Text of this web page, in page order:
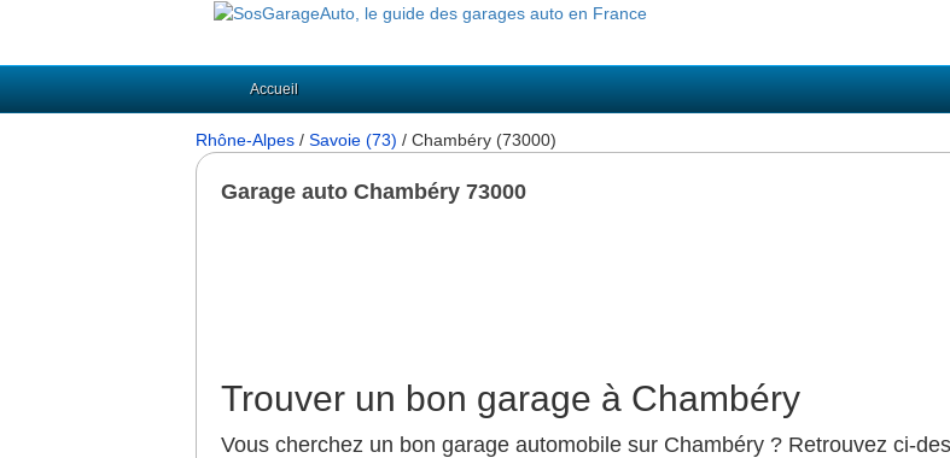
Accueil
Rhône-Alpes / Savoie (73) / Chambéry (73000)
Garage auto Chambéry 73000
Trouver un bon garage à Chambéry
Vous cherchez un bon garage automobile sur Chambéry ? Retrouvez ci-